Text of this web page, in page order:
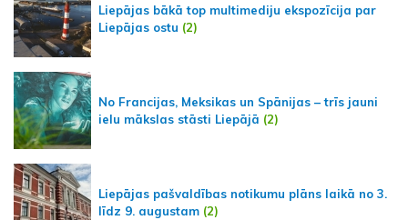
Liepājas bākā top multimediju ekspozīcija par
Liepājas ostu (2)
No Francijas, Meksikas un Spānijas – trīs jauni
ielu mākslas stāsti Liepājā (2)
Liepājas pašvaldības notikumu plāns laikā no 3.
līdz 9. augustam (2)